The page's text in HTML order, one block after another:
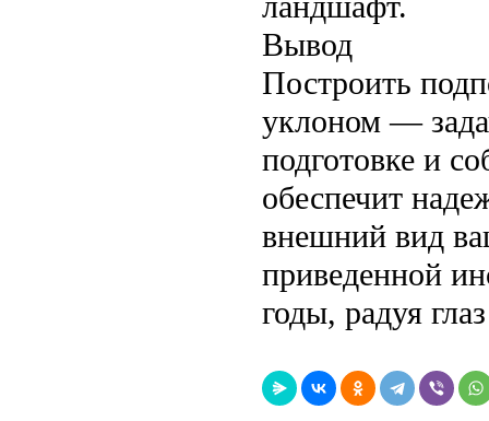
Вывод
Построить
уклоном —
подготовке и
обеспечит
внешний вид
приведенной
годы, радуя